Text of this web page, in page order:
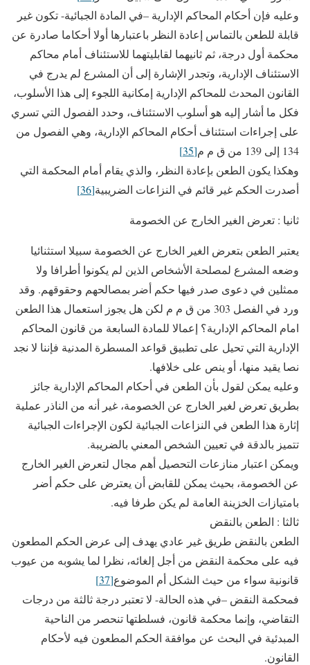
وعليه فإن أحكام المحاكم الإدارية –في المادة الجبائية- تكون غير
قابلة للطعن بالتماس إعادة النظر باعتبارها أولا أحكاما صادرة عن
محكمة أول درجة، ثم ثانيهما لقابليتهما للاستئناف أمام محاكم
الاستئناف الإدارية، وتجدر الإشارة إلى أن المشرع لم يدرج في
القانون المحدث للمحاكم الإدارية إمكانية اللجوء إلى هذا الأسلوب،
فكل ما أشار إليه هو أسلوب الاستئناف، وحدد الفصول التي تسري
على إجراءات استئناف أحكام المحاكم الإدارية، وهي الفصول من
134 إلى 139 من ق م م
[35]
وهكذا يكون الطعن بإعادة النظر، والذي يقام أمام المحكمة التي
أصدرت الحكم غير قائم في النزاعات الضريبية[36]
ثانيا : تعرض الغير الخارج عن الخصومة
يعتبر الطعن بتعرض الغير الخارج عن الخصومة سبيلا استثنائيا
وضعه المشرع لمصلحة الأشخاص الذين لم يكونوا أطرافا ولا
ممثلين في دعوى صدر فيها حكم أضر بمصالحهم وحقوقهم. وقد
ورد في الفصل 303 من ق م م لكن هل يجوز استعمال هذا الطعن
امام المحاكم الإدارية؟ إعمالا للمادة السابعة من قانون المحاكم
الإدارية التي تحيل على تطبيق قواعد المسطرة المدنية فإننا لا نجد
نصا يقيد منها، أو ينص على خلافها.
وعليه يمكن لقول بأن الطعن في أحكام المحاكم الإدارية جائز
بطريق تعرض لغير الخارج عن الخصومة، غير أنه من الناذر عملية
إثارة هذا الطعن في النزاعات الجبائية لكون الإجراءات الجبائية
تتميز بالدقة في تعيين الشخص المعني بالضريبة.
ويمكن اعتبار منازعات التحصيل أهم مجال لتعرض الغير الخارج
عن الخصومة، بحيث يمكن للقابض أن يعترض على حكم أضر
بامتيازات الخزينة العامة لم يكن طرفا فيه.
ثالثا : الطعن بالنقض
الطعن بالنقض طريق غير عادي يهدف إلى عرض الحكم المطعون
فيه على محكمة النقض من أجل إلغائه، نظرا لما يشوبه من عيوب
قانونية سواء من حيث الشكل أم الموضوع[37]
فمحكمة النقض –في هذه الحالة- لا تعتبر درجة ثالثة من درجات
التقاضي، وإنما محكمة قانون، فسلطتها تنحصر من الناحية
المبدئية في البحث عن موافقة الحكم المطعون فيه لأحكام
القانون.